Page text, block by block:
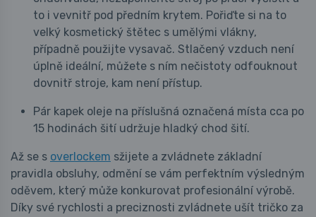
to i vevnitř pod předním krytem. Pořiďte si na to
velký kosmetický štětec s umělými vlákny,
případně použijte vysavač. Stlačený vzduch není
úplně ideální, můžete s ním nečistoty odfouknout
dovnitř stroje, kam není přístup.
Pár kapek oleje na příslušná označená místa cca po
15 hodinách šití udržuje hladký chod šití.
Až se s overlockem sžijete a zvládnete základní
pravidla obsluhy, odmění se vám perfektním výsledným
oděvem, který může konkurovat profesionální výrobě.
Díky své rychlosti a preciznosti zvládnete ušít tričko za